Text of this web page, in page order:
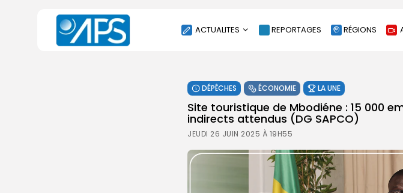
ACTUALITES
SOCIÉTÉ
ÉCONOMIE
CULTURE
REPORTAGES RÉGIONS
DÉPÊCHES ÉCONOMIE LA UNE
Site touristique de Mbodiéne : 15 000
indirects attendus (DG SAPCO)
JEUDI 26 JUIN 2025 À 19H55